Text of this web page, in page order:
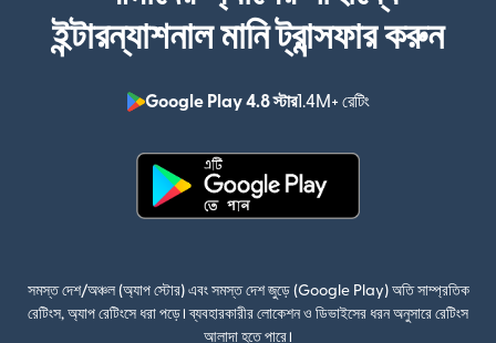
ইন্টারন্যাশনাল মানি ট্রান্সফার করুন
Google Play 4.8 স্টার1.4M+ রেটিং
সমস্ত দেশ/অঞ্চল (অ্যাপ স্টোর) এবং সমস্ত দেশ জুড়ে (Google Play) অতি সাম্প্রতিক
রেটিংস, অ্যাপ রেটিংসে ধরা পড়ে। ব্যবহারকারীর লোকেশন ও ডিভাইসের ধরন অনুসারে রেটিংস
আলাদা হতে পারে।